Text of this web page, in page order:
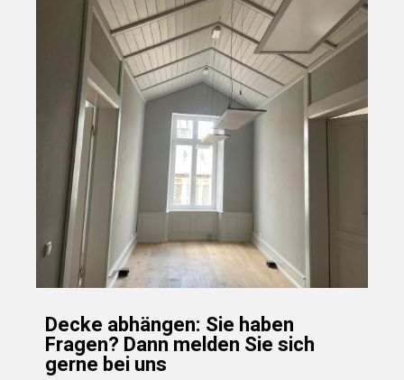
Decke abhängen: Sie haben
Fragen? Dann melden Sie sich
gerne bei uns